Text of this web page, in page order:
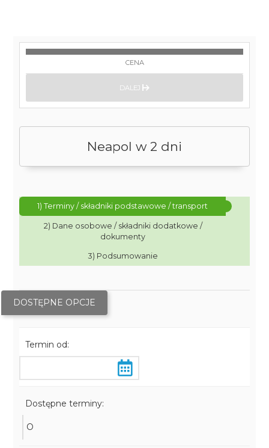
Neapol w 2 dni
1) Terminy / składniki podstawowe / transport
2) Dane osobowe / składniki dodatkowe /
dokumenty
3) Podsumowanie
DOSTĘPNE OPCJE
Termin od:
Dostępne terminy:
O
CENA
DALEJ